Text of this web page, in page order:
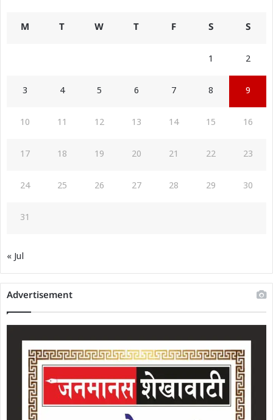
M T W T F S S
1 2
3 4 5 6 7 8 9
10 11 12 13 14 15 16
17 18 19 20 21 22 23
24 25 26 27 28 29 30
31
« Jul
Advertisement